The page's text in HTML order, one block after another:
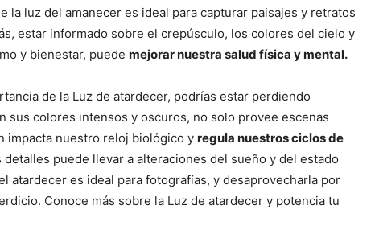
la luz del amanecer es ideal para capturar paisajes y retratos
estar informado sobre el crepúsculo, los colores del cielo y
y bienestar, puede mejorar nuestra salud física y mental.
de la Luz de atardecer, podrías estar perdiendo
sus colores intensos y oscuros, no solo provee escenas
impacta nuestro reloj biológico y regula nuestros ciclos de
puede llevar a alteraciones del sueño y del estado
atardecer es ideal para fotografías, y desaprovecharla por
Conoce más sobre la Luz de atardecer y potencia tu